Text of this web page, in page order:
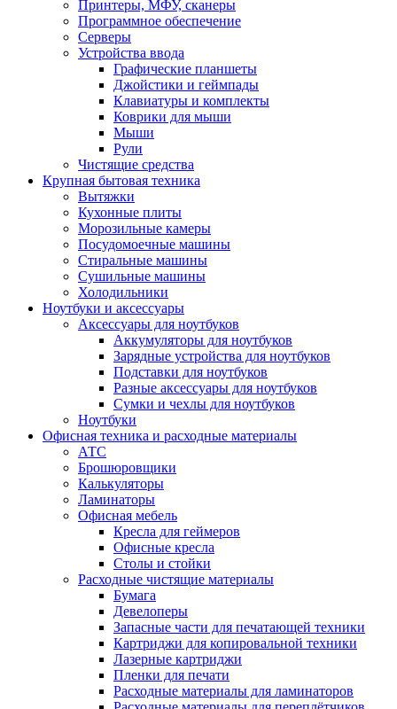
Принтеры, МФУ, сканеры
Программное обеспечение
Серверы
Устройства ввода
Графические планшеты
Джойстики и геймпады
Клавиатуры и комплекты
Коврики для мыши
Мыши
Рули
Чистящие средства
Крупная бытовая техника
Вытяжки
Кухонные плиты
Морозильные камеры
Посудомоечные машины
Стиральные машины
Сушильные машины
Холодильники
Ноутбуки и аксессуары
Аксессуары для ноутбуков
Аккумуляторы для ноутбуков
Зарядные устройства для ноутбуков
Подставки для ноутбуков
Разные аксессуары для ноутбуков
Сумки и чехлы для ноутбуков
Ноутбуки
Офисная техника и расходные материалы
АТС
Брошюровщики
Калькуляторы
Ламинаторы
Офисная мебель
Кресла для геймеров
Офисные кресла
Столы и стойки
Расходные чистящие материалы
Бумага
Девелоперы
Запасные части для печатающей техники
Картриджи для копировальной техники
Лазерные картриджи
Пленки для печати
Расходные материалы для ламинаторов